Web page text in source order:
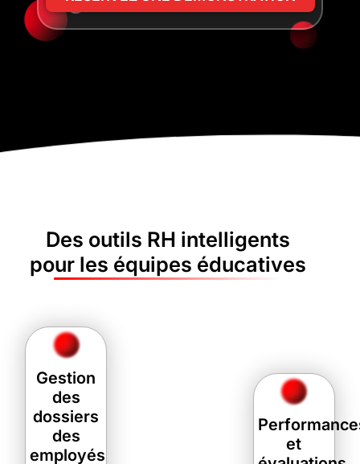
Des outils RH intelligents
pour les équipes éducatives
Gestion
des
dossiers
des
employés
et